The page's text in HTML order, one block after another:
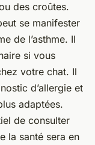
des croûtes.
se manifester
de l’asthme. Il
si vous
votre chat. Il
d’allergie et
adaptées.
de consulter
la santé sera en